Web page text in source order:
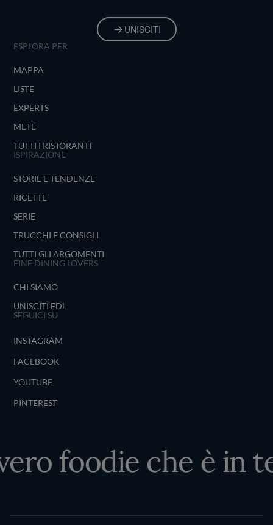
UNISCITI
ESPLORA PER
MAPPA
LISTE
EXPERTS
METE
TUTTI I RISTORANTI
ISPIRAZIONE
STORIE E TENDENZE
RICETTE
SERIE
TRUCCHI E CONSIGLI
TUTTI GLI ARGOMENTI
FINE DINING LOVERS
CHI SIAMO
UNISCITI FDL
SEGUICI SU
INSTAGRAM
FACEBOOK
YOUTUBE
PINTEREST
foodie che è in te